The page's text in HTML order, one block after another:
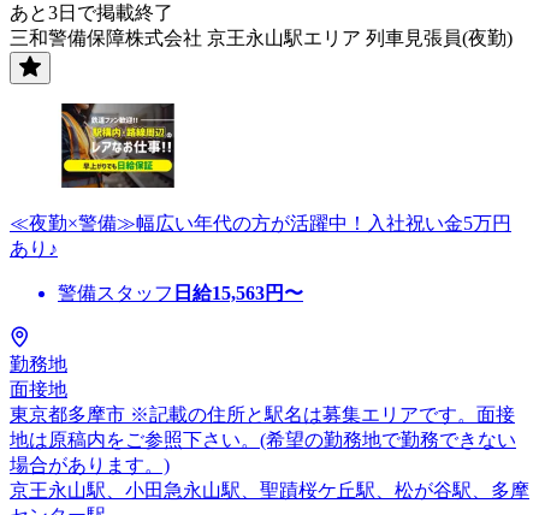
あと3日で掲載終了
三和警備保障株式会社 京王永山駅エリア 列車見張員(夜勤)
≪夜勤×警備≫幅広い年代の方が活躍中！入社祝い金5万円
あり♪
警備スタッフ 日給15,563円〜
勤務地
面接地
東京都多摩市 ※記載の住所と駅名は募集エリアです。面接
地は原稿内をご参照下さい。(希望の勤務地で勤務できない
場合があります。)
京王永山駅、小田急永山駅、聖蹟桜ケ丘駅、松が谷駅、多摩